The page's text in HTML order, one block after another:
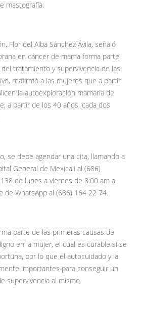
mastografía.
Flor del Alba Sánchez Ávila, señaló
en cáncer de mama forma parte
tratamiento y supervivencia de las
reafirmó a las mujeres que a partir
la autoexploración mamaria de
a partir de los 40 años, cada dos
se debe agendar una cita, llamando a
General de Mexicali al (686)
de lunes a viernes de 8:00 am a
de WhatsApp al (686) 164 22 74.
parte de las primeras causas de
en la mujer, el cual es curable si se
por lo que el autocuidado y la
importantes para conseguir un
supervivencia al mismo.